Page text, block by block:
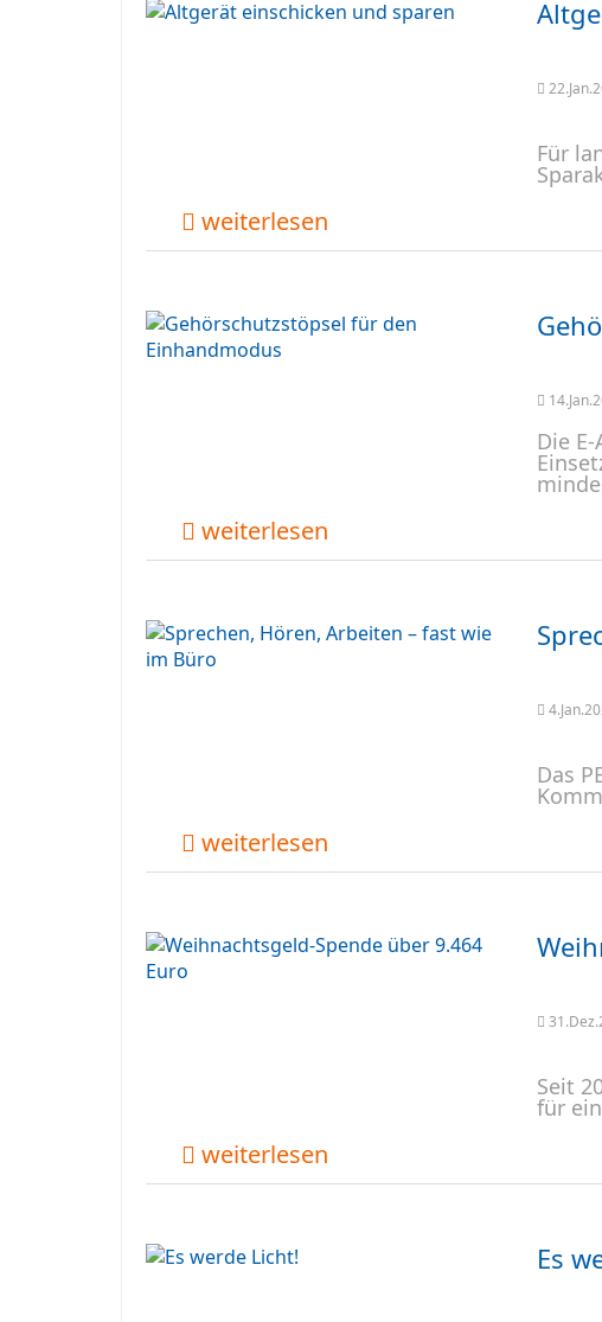
Für
weiterlesen
Die
weiterlesen
Das
weiterlesen
Seit
für
weiterlesen
Es